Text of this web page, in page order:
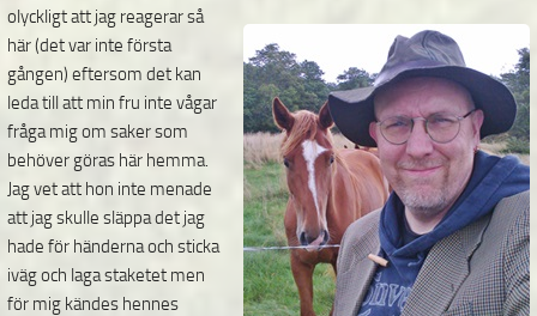
olyckligt att jag reagerar så
här (det var inte första
gången) eftersom det kan
leda till att min fru inte vågar
fråga mig om saker som
behöver göras här hemma.
Jag vet att hon inte menade
att jag skulle släppa det jag
hade för händerna och sticka
iväg och laga staketet men
för mig kändes hennes